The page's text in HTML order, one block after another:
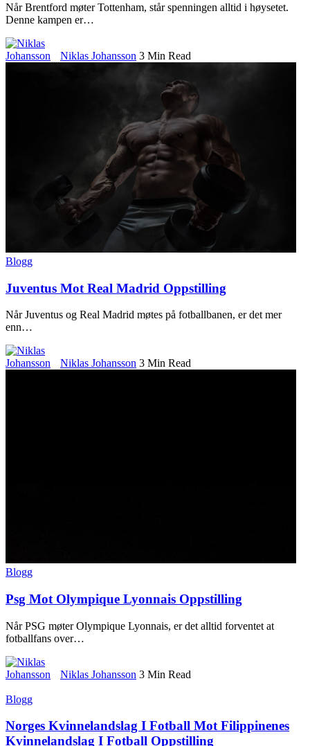
Når Brentford møter Tottenham, står spenningen alltid i høysetet.
Denne kampen er…
Niklas Johansson 3 Min Read
Blogg
Juventus Mot Real Madrid Oppstilling
Når Juventus og Real Madrid møtes på fotballbanen, er det mer
enn…
Niklas Johansson 3 Min Read
Blogg
Psg Mot Olympique Lyonnais Oppstilling
Når PSG møter Olympique Lyonnais, er det alltid forventet at
fotballfans over…
Niklas Johansson 3 Min Read
Blogg
Norges Kvinnelandslag I Fotball Mot Filippinenes
Kvinnelandslag I Fotball Oppstilling